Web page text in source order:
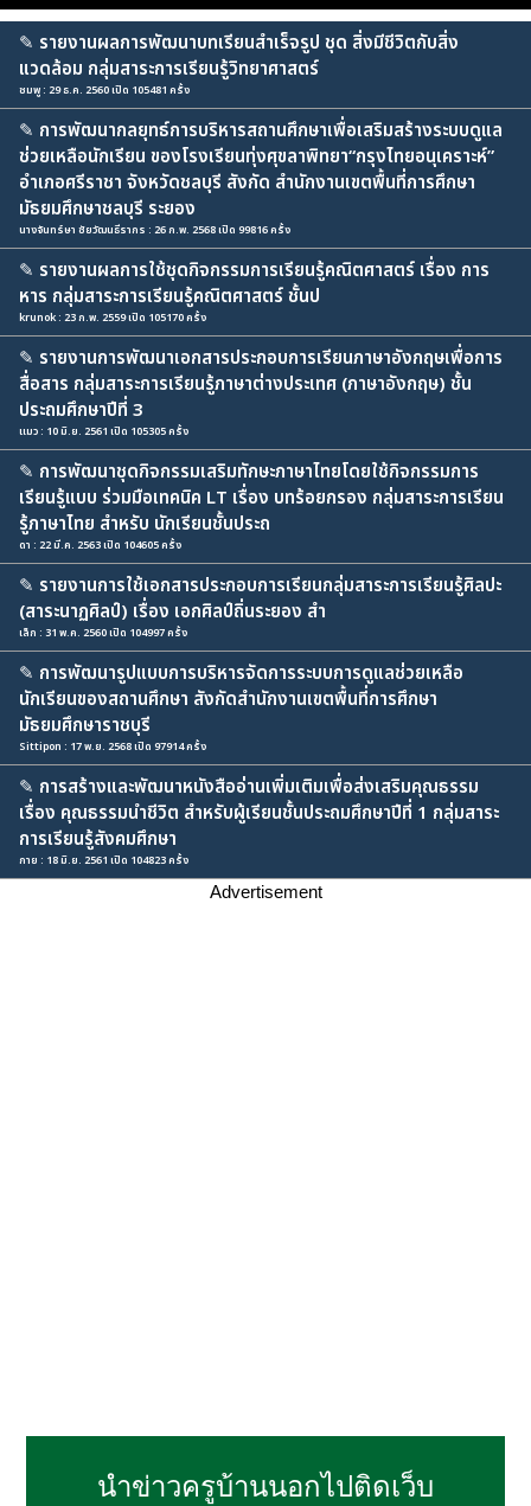
✎ รายงานผลการพัฒนาบทเรียนสำเร็จรูป ชุด สิ่งมีชีวิตกับสิ่ง
แวดล้อม กลุ่มสาระการเรียนรู้วิทยาศาสตร์
ชมพู : 29 ธ.ค. 2560 เปิด 105481 ครั้ง
✎ การพัฒนากลยุทธ์การบริหารสถานศึกษาเพื่อเสริมสร้างระบบดูแล
ช่วยเหลือนักเรียน ของโรงเรียนทุ่งศุขลาพิทยา“กรุงไทยอนุเคราะห์”
อำเภอศรีราชา จังหวัดชลบุรี สังกัด สำนักงานเขตพื้นที่การศึกษา
มัธยมศึกษาชลบุรี ระยอง
นางจันทร์ษา ชัยวัฒนธีรากร : 26 ก.พ. 2568 เปิด 99816 ครั้ง
✎ รายงานผลการใช้ชุดกิจกรรมการเรียนรู้คณิตศาสตร์ เรื่อง การ
หาร กลุ่มสาระการเรียนรู้คณิตศาสตร์ ชั้นป
krunok : 23 ก.พ. 2559 เปิด 105170 ครั้ง
✎ รายงานการพัฒนาเอกสารประกอบการเรียนภาษาอังกฤษเพื่อการ
สื่อสาร กลุ่มสาระการเรียนรู้ภาษาต่างประเทศ (ภาษาอังกฤษ) ชั้น
ประถมศึกษาปีที่ 3
แมว : 10 มิ.ย. 2561 เปิด 105305 ครั้ง
✎ การพัฒนาชุดกิจกรรมเสริมทักษะภาษาไทยโดยใช้กิจกรรมการ
เรียนรู้แบบ ร่วมมือเทคนิค LT เรื่อง บทร้อยกรอง กลุ่มสาระการเรียน
รู้ภาษาไทย สำหรับ นักเรียนชั้นประถ
ดา : 22 มี.ค. 2563 เปิด 104605 ครั้ง
✎ รายงานการใช้เอกสารประกอบการเรียนกลุ่มสาระการเรียนรู้ศิลปะ
(สาระนาฏศิลป์) เรื่อง เอกศิลป์ถิ่นระยอง สำ
เล็ก : 31 พ.ค. 2560 เปิด 104997 ครั้ง
✎ การพัฒนารูปแบบการบริหารจัดการระบบการดูแลช่วยเหลือ
นักเรียนของสถานศึกษา สังกัดสำนักงานเขตพื้นที่การศึกษา
มัธยมศึกษาราชบุรี
Sittipon : 17 พ.ย. 2568 เปิด 97914 ครั้ง
✎ การสร้างและพัฒนาหนังสืออ่านเพิ่มเติมเพื่อส่งเสริมคุณธรรม
เรื่อง คุณธรรมนำชีวิต สำหรับผู้เรียนชั้นประถมศึกษาปีที่ 1 กลุ่มสาระ
การเรียนรู้สังคมศึกษา
กาย : 18 มิ.ย. 2561 เปิด 104823 ครั้ง
Advertisement
นำข่าวครูบ้านนอกไปติดเว็บ